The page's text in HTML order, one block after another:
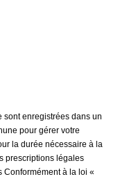
sont enregistrées dans un
pour gérer votre
la durée nécessaire à la
prescriptions légales
Conformément à la loi «